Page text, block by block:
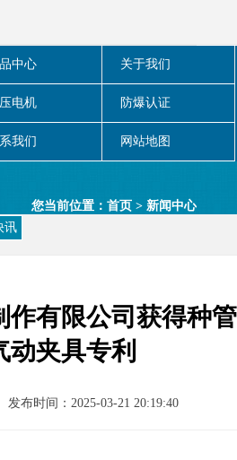
中心 关于我们
电机 防爆认证
我们 网站地图
您当前位置：首页 >新闻中心
讯
作有限公司获得种管
动夹具专利
发布时间：2025-03-21 20:19:40